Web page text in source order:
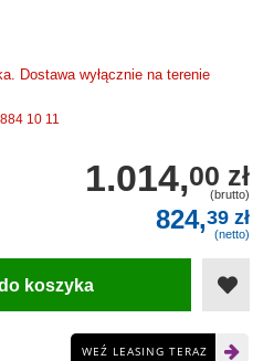
Dostawa wyłącznie na terenie
10 11
1.014,00 zł
(brutto)
824,39 zł
(netto)
koszyka
WEŹ LEASING TERAZ